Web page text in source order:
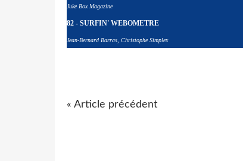
Juke Box Magazine
82 - SURFIN' WEBOMETRE
Jean-Bernard Barras, Christophe Simplex
« Article précédent